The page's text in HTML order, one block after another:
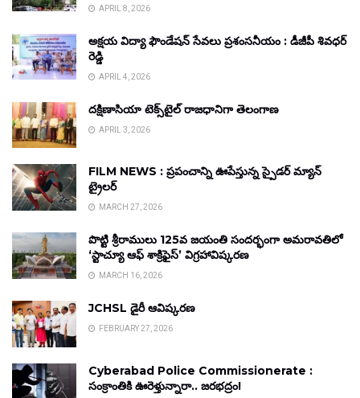
APRIL 8, 2026
అక్షయ విద్యా ఫౌండేషన్ సేవలు ప్రశంసనీయం : డీజీపీ శివధర్
రెడ్డి
APRIL 4, 2026
దక్షిణాసియా టెక్స్‌టైల్ రాజధానిగా తెలంగాణ
APRIL 3, 2026
FILM NEWS : ప్రపంచాన్ని ఊపేస్తున్న స్పైడర్ మ్యాన్
ట్రైలర్
MARCH 27, 2026
పొట్టి శ్రీరాములు 125వ జయంతి సందర్భంగా అమరావతిలో
‘స్టాచ్యూ ఆఫ్ శాక్రిఫైస్’ విగ్రహావిష్కరణ
MARCH 16, 2026
JCHSL డైరీ ఆవిష్కరణ
FEBRUARY 27, 2026
Cyberabad Police Commissionerate :
సంక్రాంతికి ఊరెళ్తున్నారా.. జరభద్రం!